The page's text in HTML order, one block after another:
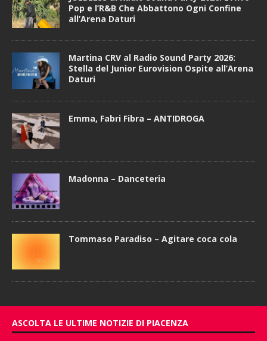
Pop e l’R&B Che Abbattono Ogni Confine
all’Arena Daturi
Martina CRV al Radio Sound Party 2026:
Stella del Junior Eurovision Ospite all’Arena
Daturi
Emma, Fabri Fibra – ANTIDROGA
Madonna – Danceteria
Tommaso Paradiso – Agitare coca cola
ASCOLTA LE ULTIME NOTIZIE DI PIACENZA